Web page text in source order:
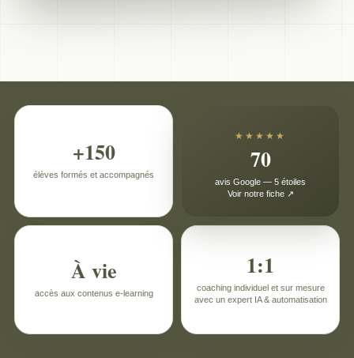
+150
élèves formés et accompagnés
★★★★★
70
avis Google — 5 étoiles
Voir notre fiche ↗
À vie
accès aux contenus e-learning
1:1
coaching individuel et sur mesure
avec un expert IA & automatisation